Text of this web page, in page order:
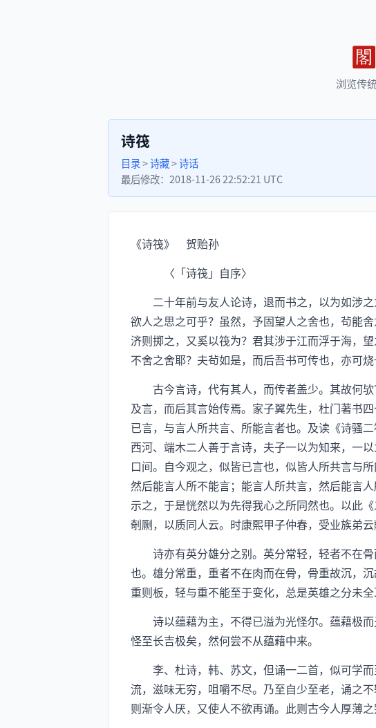
浏览传
诗筏
目录>诗藏>诗话
最后修改： 2018-11-26 22:52:21 UTC
《诗筏》 贺贻孙
〈「诗筏」自序〉
二十年前与友人论诗，退而书之，以为如涉之
欲人之思之可乎？虽然，予固望人之舍也，茍能
济则掷之，又奚以筏为？君其涉于江而浮于海，
不舍之舍耶？夫茍如是，而后吾书可传也，亦可
古今言诗，代有其人，而传者盖少。其故何欤
及言，而后其言始传焉。家子翼先生，杜门著书
已言，与言人所共言、所能言者也。及读《诗骚
西河、端木二人善于言诗，夫子一以为知来，一
口间。自今观之，似皆已言也，似皆人所共言与
然后能言人所不能言；能言人所共言，然后能言
示之，于是恍然以为先得我心之所同然也。以此
剞劂，以质同人云。时康熙甲子仲春，受业族
诗亦有英分雄分之别。英分常轻，轻者不在骨
也。雄分常重，重者不在肉而在骨，骨重故沉，
重则板，轻与重不能至于变化，总是英雄之分未全
诗以蕴藉为主，不得已溢为光怪尔。蕴藉极而
怪至长吉极矣，然何尝不从蕴藉中来。
李、杜诗，韩、苏文，但诵一二首，似可学而
流，滋味无穷，咀嚼不尽。乃至自少至老，诵之
则渐令人厌，又使人不欲再诵。此则古今人厚薄之